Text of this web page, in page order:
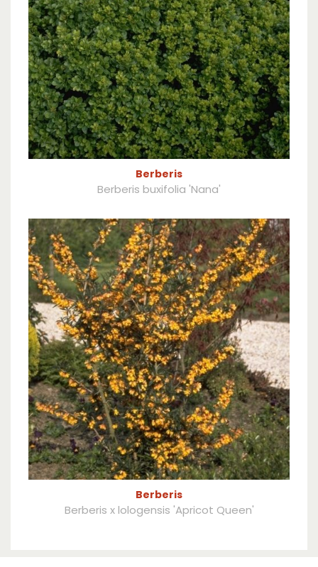
Berberis
Berberis buxifolia 'Nana'
Berberis
Berberis x lologensis 'Apricot Queen'